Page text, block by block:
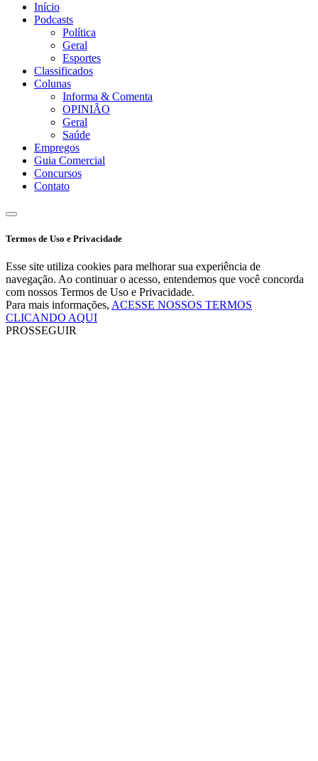
Início
Podcasts
Política
Geral
Esportes
Classificados
Colunas
Informa & Comenta
OPINIÃO
Geral
Saúde
Empregos
Guia Comercial
Concursos
Contato
Termos de Uso e Privacidade
Esse site utiliza cookies para melhorar sua experiência de
navegação. Ao continuar o acesso, entendemos que você concorda
com nossos Termos de Uso e Privacidade.
Para mais informações, ACESSE NOSSOS TERMOS
CLICANDO AQUI
PROSSEGUIR